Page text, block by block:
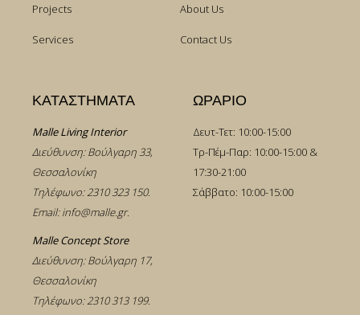
Projects
Services
About Us
Contact Us
ΚΑΤΑΣΤΗΜΑΤΑ
Malle Living Interior
Διεύθυνση: Βούλγαρη 33,
Θεσσαλονίκη
Τηλέφωνο:2310 323 150.
Email:info@malle.gr.
Malle Concept Store
Διεύθυνση: Βούλγαρη 17,
Θεσσαλονίκη
Τηλέφωνο:2310 313 199.
ΩΡΑΡΙΟ
Δευτ-Τετ: 10:00-15:00
Τρ-Πέμ-Παρ: 10:00-15:00 &
17:30-21:00
Σάββατο: 10:00-15:00